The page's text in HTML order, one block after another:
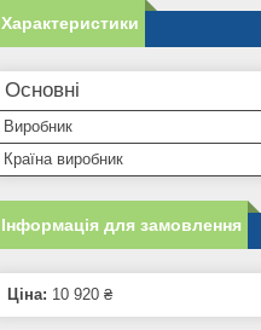
Характеристики
Основні
Виробник
Країна виробник
Інформація для замовлення
Ціна: 10 920 ₴